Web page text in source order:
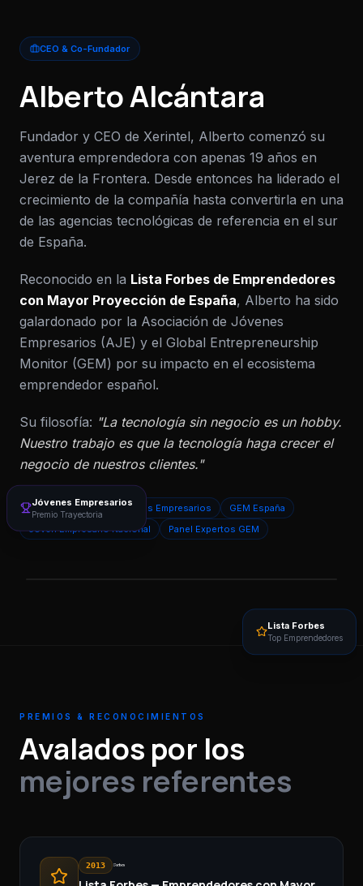
CEO & Co-Fundador
Alberto Alcántara
Fundador y CEO de Xerintel, Alberto comenzó su
aventura emprendedora con apenas 19 años en
Jerez de la Frontera. Desde entonces ha liderado el
crecimiento de la compañía hasta convertirla en una
de las agencias tecnológicas de referencia en el sur
de España.
Reconocido en la Lista Forbes de Emprendedores
con Mayor Proyección de España, Alberto ha sido
galardonado por la Asociación de Jóvenes
Empresarios (AJE) y el Global Entrepreneurship
Monitor (GEM) por su impacto en el ecosistema
emprendedor español.
Su filosofía: "La tecnología sin negocio es un hobby.
Nuestro trabajo es que la tecnología haga crecer el
negocio de nuestros clientes."
Forbes España Jóvenes Empresarios
GEM España
Joven Empresario Nacional
Panel Expertos GEM
CEO & Co-Fundador · Xerintel
RECONOCIDO EN
Lista Forbes
Top Emprendedores
Jóvenes Empresarios
Premio Trayectoria
PREMIOS & RECONOCIMIENTOS
Avalados por los
mejores referentes
2013